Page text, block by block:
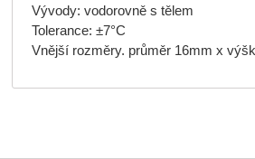
Vývody: vodorovně s tělem
Tolerance: ±7°C
Vnější rozměry. průměr 16mm x